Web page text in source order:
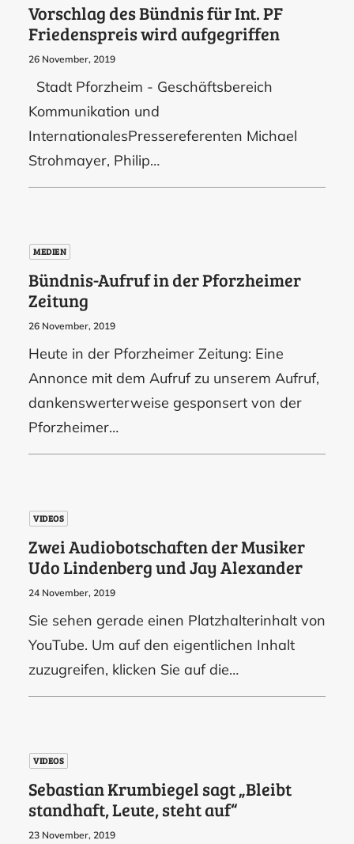
Vorschlag des Bündnis für Int. PF
Friedenspreis wird aufgegriffen
26 November, 2019
Stadt Pforzheim - Geschäftsbereich
Kommunikation und
InternationalesPressereferenten Michael
Strohmayer, Philip…
MEDIEN
Bündnis-Aufruf in der Pforzheimer
Zeitung
26 November, 2019
Heute in der Pforzheimer Zeitung: Eine
Annonce mit dem Aufruf zu unserem Aufruf,
dankenswerterweise gesponsert von der
Pforzheimer…
VIDEOS
Zwei Audiobotschaften der Musiker
Udo Lindenberg und Jay Alexander
24 November, 2019
Sie sehen gerade einen Platzhalterinhalt von
YouTube. Um auf den eigentlichen Inhalt
zuzugreifen, klicken Sie auf die…
VIDEOS
Sebastian Krumbiegel sagt „Bleibt
standhaft, Leute, steht auf“
23 November, 2019